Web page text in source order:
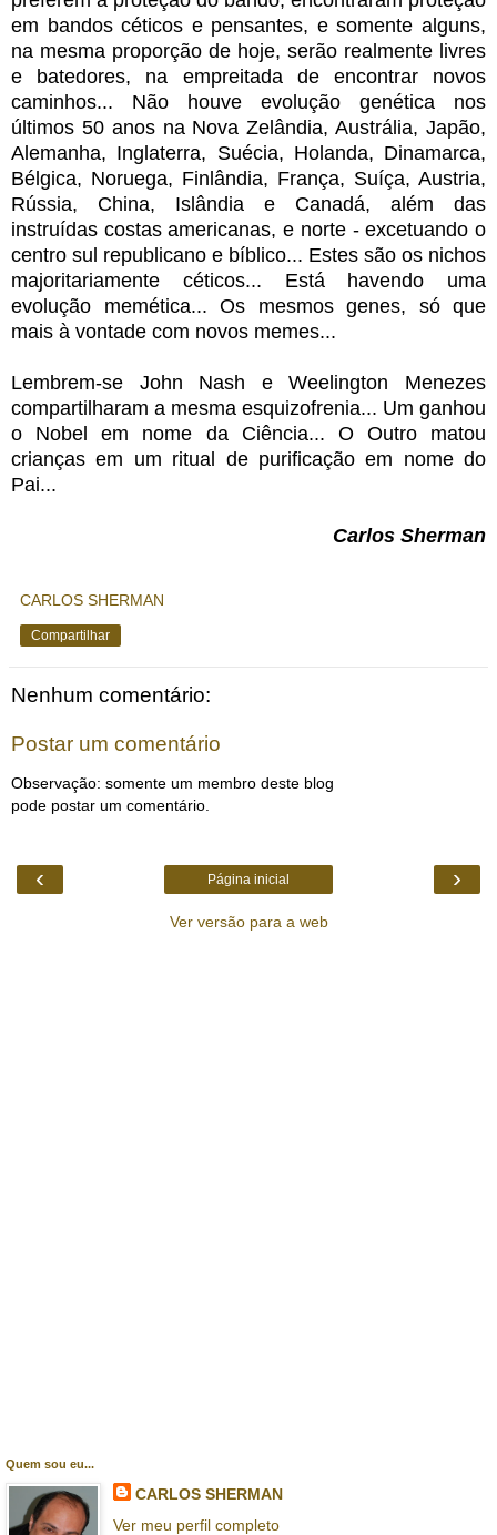
em bandos céticos e pensantes, e somente alguns,
na mesma proporção de hoje, serão realmente livres
e batedores, na empreitada de encontrar novos
caminhos... Não houve evolução genética nos
últimos 50 anos na Nova Zelândia, Austrália, Japão,
Alemanha, Inglaterra, Suécia, Holanda, Dinamarca,
Bélgica, Noruega, Finlândia, França, Suíça, Austria,
Rússia, China, Islândia e Canadá, além das
instruídas costas americanas, e norte - excetuando o
centro sul republicano e bíblico... Estes são os nichos
majoritariamente céticos... Está havendo uma
evolução memética... Os mesmos genes, só que
mais à vontade com novos memes...
Lembrem-se John Nash e Weelington Menezes
compartilharam a mesma esquizofrenia... Um ganhou
o Nobel em nome da Ciência... O Outro matou
crianças em um ritual de purificação em nome do
Pai...
Carlos Sherman
CARLOS SHERMAN
Compartilhar
Nenhum comentário:
Postar um comentário
Observação: somente um membro deste blog
pode postar um comentário.
‹ ›
Página inicial
Ver versão para a web
Quem sou eu...
CARLOS SHERMAN
Ver meu perfil completo